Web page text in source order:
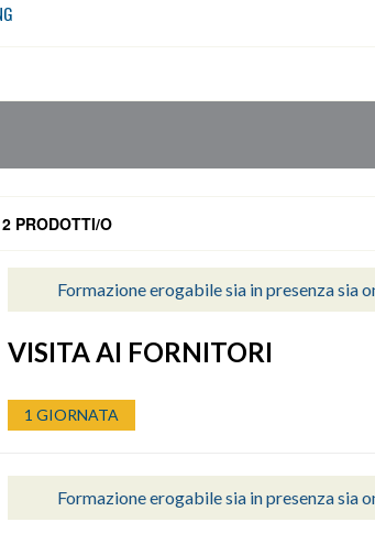
2 PRODOTTI/O
Formazione erogabile sia in presenza sia
VISITA AI FORNITORI
1 GIORNATA
Formazione erogabile sia in presenza sia